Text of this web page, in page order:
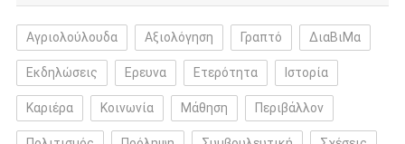
Αγριολούλουδα Αξιολόγηση Γραπτό ΔιαΒιΜα
Εκδηλώσεις Ερευνα Ετερότητα Ιστορία
Καριέρα Κοινωνία Μάθηση Περιβάλλον